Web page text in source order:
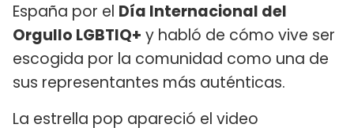
España por el Día Internacional del
Orgullo LGBTIQ+ y habló de cómo vive ser
escogida por la comunidad como una de
sus representantes más auténticas.
La estrella pop apareció el video